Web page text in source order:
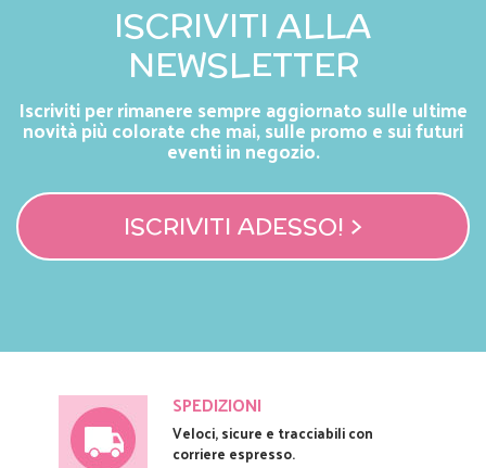
ISCRIVITI ALLA
NEWSLETTER
Iscriviti per rimanere sempre aggiornato sulle ultime
novità più colorate che mai, sulle promo e sui futuri
eventi in negozio.
ISCRIVITI ADESSO! >
SPEDIZIONI
Veloci, sicure e tracciabili con
corriere espresso.